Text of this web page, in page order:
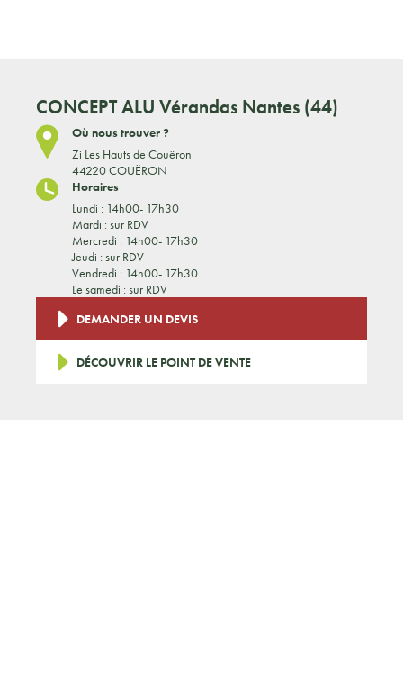
CONCEPT ALU Vérandas Nantes (44)
Où nous trouver ?
Zi Les Hauts de Couëron
44220 COUËRON
Horaires
Lundi : 14h00- 17h30
Mardi : sur RDV
Mercredi : 14h00- 17h30
Jeudi : sur RDV
Vendredi : 14h00- 17h30
Le samedi : sur RDV
DEMANDER UN DEVIS
DÉCOUVRIR LE POINT DE VENTE